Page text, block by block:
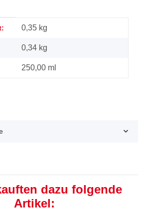
0,35 kg
0,34 kg
250,00 ml
dazu folgende
Artikel: